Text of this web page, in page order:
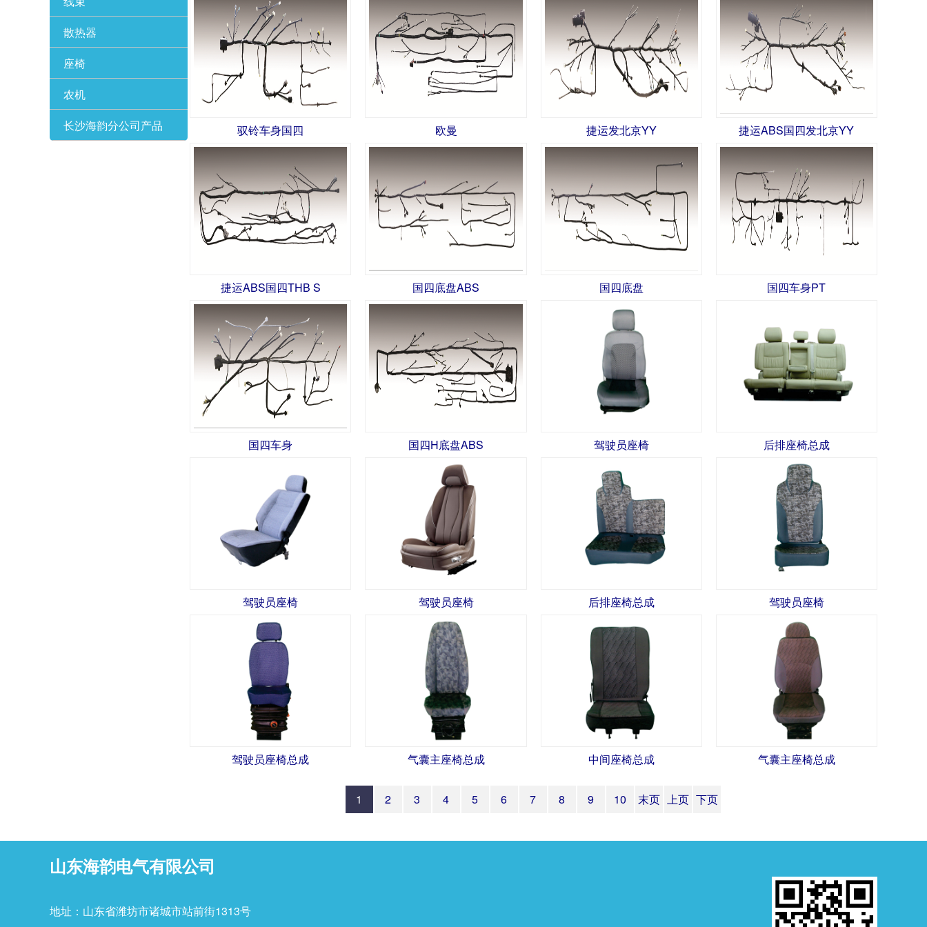
散热器
座椅
农机
长沙海韵分公司产品
驭铃车身国四 欧曼 捷运发北京YY 捷运ABS国四发北京YY
捷运ABS国四THB S 国四底盘ABS 国四底盘 国四车身PT
国四车身 国四H底盘ABS 驾驶员座椅 后排座椅总成
驾驶员座椅 驾驶员座椅 后排座椅总成 驾驶员座椅
驾驶员座椅总成 气囊主座椅总成 中间座椅总成 气囊主座椅总成
1 2 3 4 5 6 7 8 9 10 末页 上页 下页
山东海韵电气有限公司
地址：山东省潍坊市诸城市站前街1313号